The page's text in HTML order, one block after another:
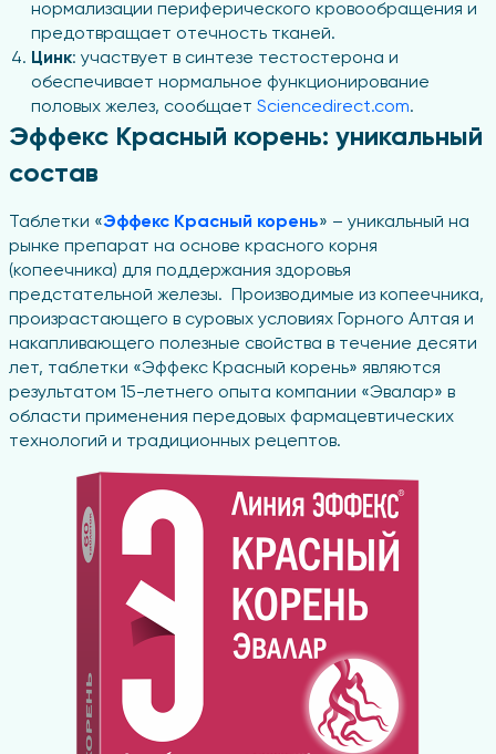
нормализации периферического кровообращения и
предотвращает отечность тканей.
Цинк: участвует в синтезе тестостерона и
обеспечивает нормальное функционирование
половых желез, сообщает Sciencedirect.com.
Эффекс Красный корень: уникальный
состав
Таблетки «Эффекс Красный корень» – уникальный на
рынке препарат на основе красного корня
(копеечника) для поддержания здоровья
предстательной железы. Производимые из копеечника,
произрастающего в суровых условиях Горного Алтая и
накапливающего полезные свойства в течение десяти
лет, таблетки «Эффекс Красный корень» являются
результатом 15-летнего опыта компании «Эвалар» в
области применения передовых фармацевтических
технологий и традиционных рецептов.